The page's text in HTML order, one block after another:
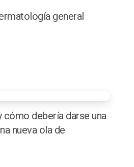
general
cómo debería darse una
nueva ola de